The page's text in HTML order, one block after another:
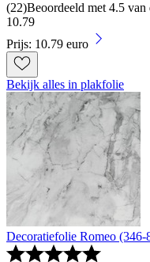
(22)Beoordeeld met 4.5
10.79
Prijs: 10.79 euro
Bekijk alles in plakfolie
Decoratiefolie Romeo